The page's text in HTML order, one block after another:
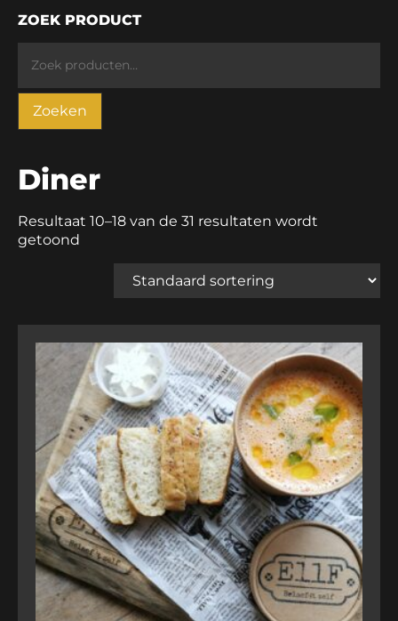
ZOEK PRODUCT
Zoeken
Diner
Resultaat 10–18 van de 31 resultaten wordt
getoond